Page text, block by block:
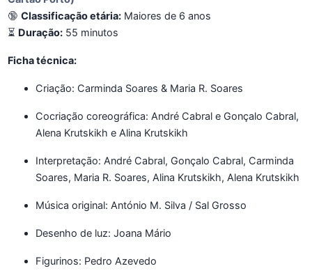
🔞 Classificação etária: Maiores de 6 anos
⏳ Duração: 55 minutos
Ficha técnica:
Criação: Carminda Soares & Maria R. Soares
Cocriação coreográfica: André Cabral e Gonçalo Cabral,
Alena Krutskikh e Alina Krutskikh
Interpretação: André Cabral, Gonçalo Cabral, Carminda
Soares, Maria R. Soares, Alina Krutskikh, Alena Krutskikh
Música original: António M. Silva / Sal Grosso
Desenho de luz: Joana Mário
Figurinos: Pedro Azevedo